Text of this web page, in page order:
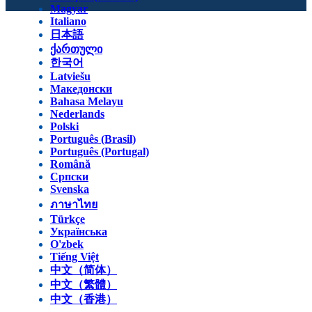
Magyar
Italiano
日本語
ქართული
한국어
Latviešu
Македонски
Bahasa Melayu
Nederlands
Polski
Português (Brasil)
Português (Portugal)
Română
Српски
Svenska
ภาษาไทย
Türkçe
Українська
O'zbek
Tiếng Việt
中文（简体）
中文（繁體）
中文（香港）